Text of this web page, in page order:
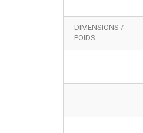
DIMENSIONS /
POIDS